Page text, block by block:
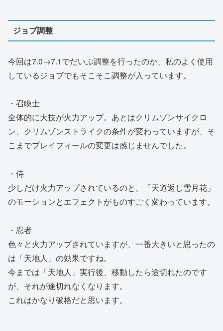
ジョブ調整
今回は7.0→7.1でだいぶ調整を行ったのか、私のよく使用
しているジョブでもそこそこ調整が入っています。
・召喚士
全体的に大技が火力アップ。あとはクリムゾンサイクロ
ン、クリムゾンストライクの条件が変わっていますが、そ
こまでプレイフィールの変更は感じませんでした。
・侍
少しだけ火力アップされているのと、「天道返し雪月花」
のモーションとエフェクトがものすごく変わっています。
・忍者
色々と火力アップされていますが、一番大きいと思ったの
は「天地人」の効果ですね。
今までは「天地人」実行後、移動したら途切れたのです
が、それが途切れなくなります。
これはかなり破格だと思います。